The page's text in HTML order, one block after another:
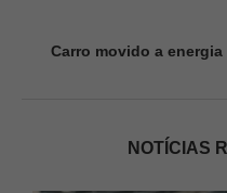
Carro movido a
NOTÍCIAS